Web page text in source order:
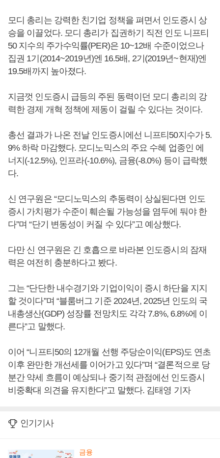
모디 총리는 강력한 친기업 정책을 펴면서 인도증시 상
승을 이끌었다. 모디 총리가 집권하기 직전 인도 니프티
50 지수의 주가수익률(PER)은 10~12배 수준이었으나
집권 1기(2014~2019년)엔 16.5배, 2기(2019년~현재)엔
19.5배까지 높아졌다.
지금껏 인도증시 급등의 주된 동력이던 모디 총리의 강
력한 경제 개혁 정책에 제동이 걸릴 수 있다는 것이다.
총선 결과가 나온 전날 인도증시에선 니프티50지수가 5.
9% 하락 마감했다. 모디노믹스의 주요 수혜 업종인 에
너지(-12.5%), 인프라(-10.6%), 금융(-8.0%) 등이 급락했
다.
신 연구원은 “모디노믹스의 추동력이 상실된다면 인도
증시 가치평가 수준이 훼손될 가능성을 염두에 둬야 한
다”며 “단기 변동성이 커질 수 있다”고 예상했다.
다만 신 연구원은 긴 호흡으로 바라본 인도증시의 잠재
력은 여전히 충분하다고 봤다.
그는 “단단한 내수경기와 기업이익이 증시 하단을 지지
할 것이다”며 “블룸버그 기준 2024년, 2025년 인도의 국
내총생산(GDP) 성장률 전망치도 각각 7.8%, 6.8%에 이
른다”고 말했다.
이어 “니프티50의 12개월 선행 주당순이익(EPS)도 연초
이후 완만한 개선세를 이어가고 있다”며 “결론적으로 당
분간 약세 흐름이 예상되나 중기적 관점에선 인도증시
비중확대 의견을 유지한다”고 말했다. 김태영 기자
인기기사
금융